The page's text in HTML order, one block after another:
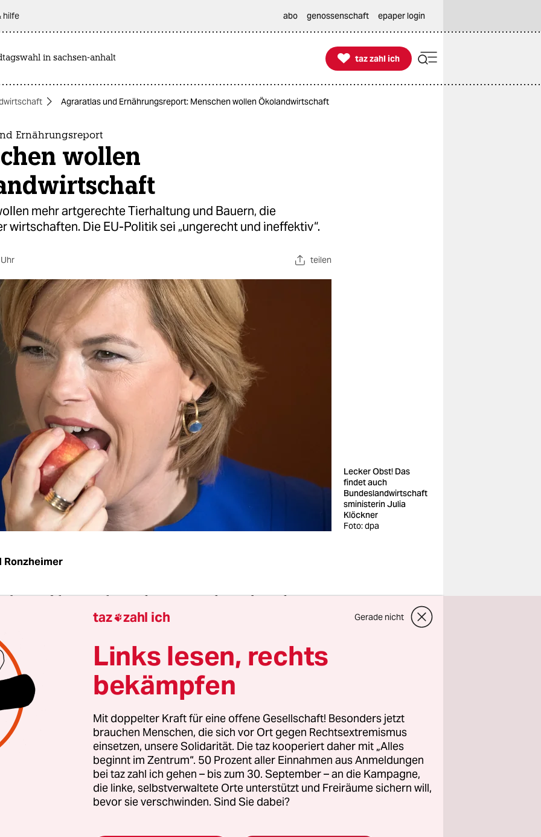
hilfe abo genossenschaft epaper login
in sachsen-anhalt 
taz zahl ich
taz zahl ich
Agraratlas und Ernährungsreport: Menschen wollen Ökolandwirtschaft
Ernährungsreport
wollen
mehr artgerechte Tierhaltung und Bauern, die
wirtschaften. Die EU-Politik sei „ungerecht und ineffektiv“.
teilen
Lecker Obst! Das
findet auch
Bundeslandwirtschaft
sministerin Julia
Klöckner
Foto: dpa
Ronzheimer
auf dem Landist nicht im Sinne der Verbraucher.
Deutschland immer weniger landwirtschaftliche Betriebe
verbleibenden Einheiten immer größer werden, halten 76
Deutschen für ein großes Problem. 80 Prozent sind sogar
dass die Bauern für ökologische Leistungen wie Natur-
besonders vergütet werden sollten.
aus einer repräsentativen Forsa-Umfrage, die im neuen
enthalten ist, der am Mittwoch in Berlin von der Böll-
dem Bund für Umwelt und Naturschutz Deutschland
wurde. Die derzeitige europäische Agrarpolitik sei
ungerecht und ineffektiv“, sagte Christine Chemnitz
nahen Böll-Stiftung.
taz zahl ich Gerade nicht
Links lesen, rechts
bekämpfen
Mit doppelter Kraft für eine offene Gesellschaft! Besonders jetzt
brauchen Menschen, die sich vor Ort gegen Rechtsextremismus
einsetzen, unsere Solidarität. Die taz kooperiert daher mit „Alles
beginnt im Zentrum“. 50 Prozent aller Einnahmen aus Anmeldungen
bei taz zahl ich gehen – bis zum 30. September – an die Kampagne,
die linke, selbstverwaltete Orte unterstützt und Freiräume sichern will,
bevor sie verschwinden. Sind Sie dabei?